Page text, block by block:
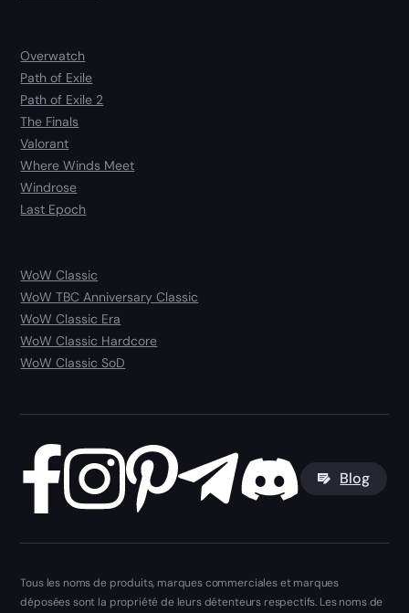
Overwatch
Path of Exile
Path of Exile 2
The Finals
Valorant
Where Winds Meet
Windrose
Last Epoch
WoW Classic
WoW TBC Anniversary Classic
WoW Classic Era
WoW Classic Hardcore
WoW Classic SoD
Blog
Tous les noms de produits, marques commerciales et marques
déposées sont la propriété de leurs détenteurs respectifs. Les noms de